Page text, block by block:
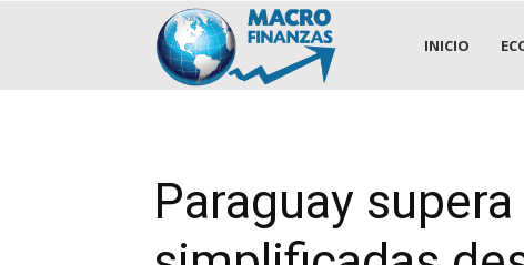
.::MACROFINANZAS::.
INICIO
Paraguay